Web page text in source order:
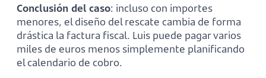
Conclusión del caso: incluso con importes
menores, el diseño del rescate cambia de forma
drástica la factura fiscal. Luis puede pagar varios
miles de euros menos simplemente planificando
el calendario de cobro.